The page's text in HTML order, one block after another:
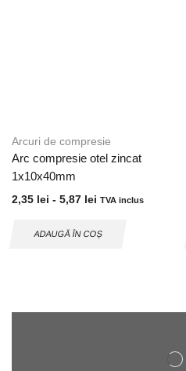
Arcuri de compresie
Arc compresie otel zincat
1x10x40mm
2,35 lei - 5,87 lei TVA inclus
ADAUGĂ ÎN COȘ